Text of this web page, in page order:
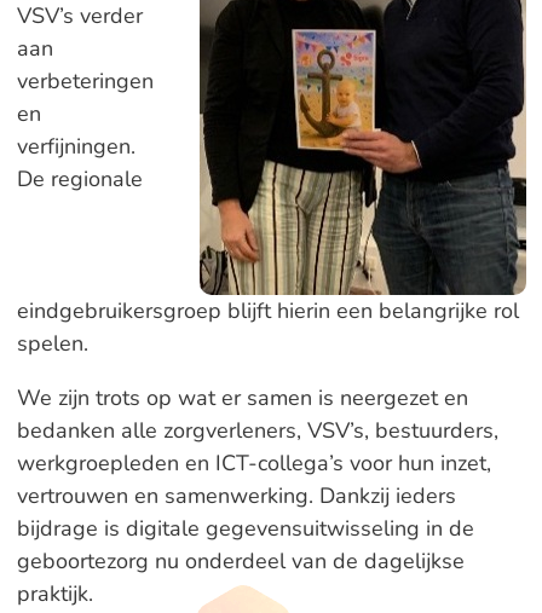
VSV’s verder
aan
verbeteringen
en
verfijningen.
De regionale
eindgebruikersgroep blijft hierin een belangrijke rol
spelen.
We zijn trots op wat er samen is neergezet en
bedanken alle zorgverleners, VSV’s, bestuurders,
werkgroepleden en ICT-collega’s voor hun inzet,
vertrouwen en samenwerking. Dankzij ieders
bijdrage is digitale gegevensuitwisseling in de
geboortezorg nu onderdeel van de dagelijkse
praktijk.